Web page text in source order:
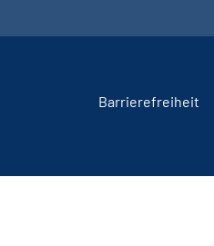
Barrierefreiheit